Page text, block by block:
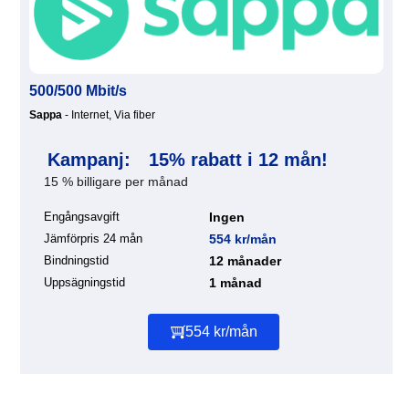
500/500 Mbit/s
Sappa - Internet, Via fiber
Kampanj: 15% rabatt i 12 mån!
15 % billigare per månad
Engångsavgift Ingen
Jämförpris 24 mån 554 kr/mån
Bindningstid 12 månader
Uppsägningstid 1 månad
554 kr/mån